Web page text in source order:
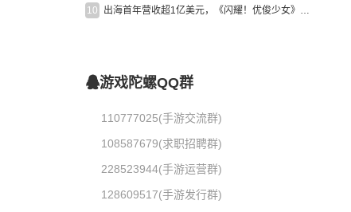
10 出海首年营收超1亿美元，《闪耀！优俊少女》美国市场占比达七成
游戏陀螺QQ群
110777025(手游交流群)
108587679(求职招聘群)
228523944(手游运营群)
128609517(手游发行群)